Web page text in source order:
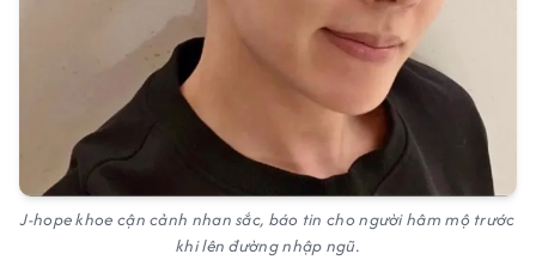
J-hope khoe cận cảnh nhan sắc, báo tin cho người hâm mộ trước
khi lên đường nhập ngũ.